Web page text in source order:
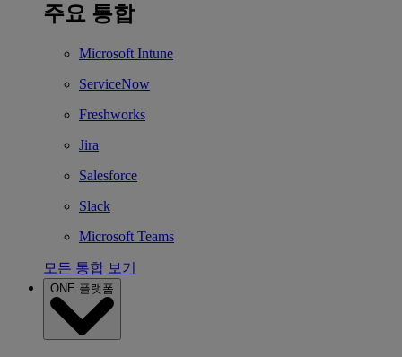
주요 통합
Microsoft Intune
ServiceNow
Freshworks
Jira
Salesforce
Slack
Microsoft Teams
모든 통합 보기
ONE 플랫폼